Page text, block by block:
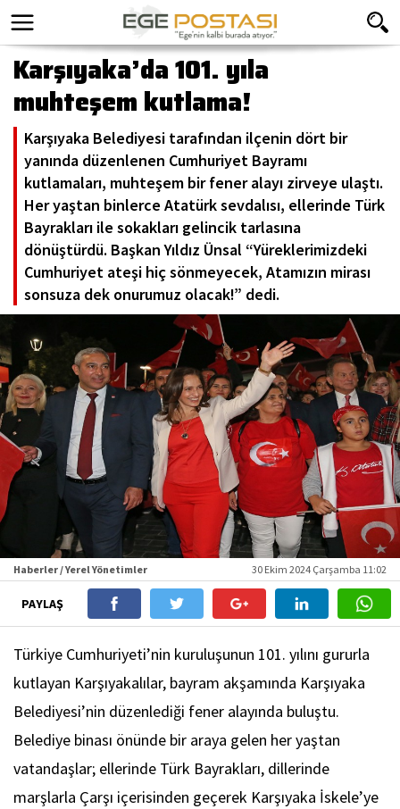
Karşıyaka’da 101. yıla
muhteşem kutlama!
Karşıyaka Belediyesi tarafından ilçenin dört bir
yanında düzenlenen Cumhuriyet Bayramı
kutlamaları, muhteşem bir fener alayı zirveye ulaştı.
Her yaştan binlerce Atatürk sevdalısı, ellerinde Türk
Bayrakları ile sokakları gelincik tarlasına
dönüştürdü. Başkan Yıldız Ünsal “Yüreklerimizdeki
Cumhuriyet ateşi hiç sönmeyecek, Atamızın mirası
sonsuza dek onurumuz olacak!” dedi.
Haberler / Yerel Yönetimler 30 Ekim 2024 Çarşamba 11:02
PAYLAŞ
Türkiye Cumhuriyeti’nin kuruluşunun 101. yılını gururla
kutlayan Karşıyakalılar, bayram akşamında Karşıyaka
Belediyesi’nin düzenlediği fener alayında buluştu.
Belediye binası önünde bir araya gelen her yaştan
vatandaşlar; ellerinde Türk Bayrakları, dillerinde
marşlarla Çarşı içerisinden geçerek Karşıyaka İskele’ye